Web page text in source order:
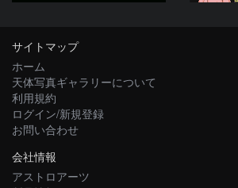
サイトマップ
ホーム
天体写真ギャラリーについて
利用規約
ログイン/新規登録
お問い合わせ
会社情報
アストロアーツ